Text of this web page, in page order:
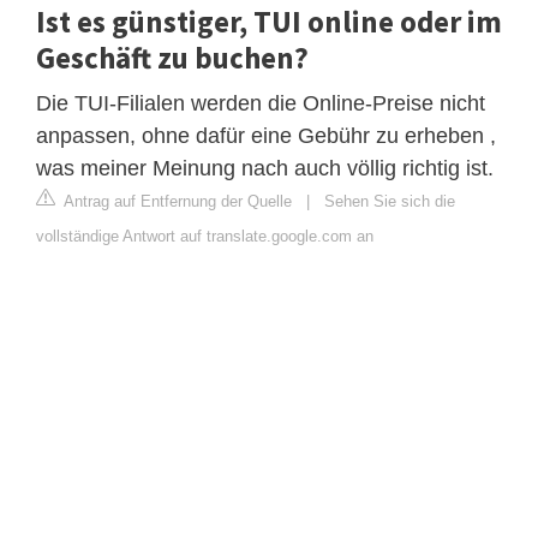
Ist es günstiger, TUI online oder im
Geschäft zu buchen?
Die TUI-Filialen werden die Online-Preise nicht
anpassen, ohne dafür eine Gebühr zu erheben ,
was meiner Meinung nach auch völlig richtig ist.
Antrag auf Entfernung der Quelle | Sehen Sie sich die
vollständige Antwort auf translate.google.com an